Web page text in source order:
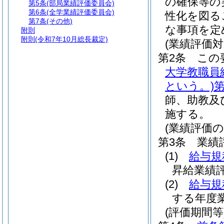
性化を図
な事項を
(業績評価
第2条
この
大学教職員
という。)
師、助教及
施する。
(業績評価
第3条
業績
(1)
給与
昇給業績
(2)
給与
する年度
(評価期間
第5条(部局業績評価委員会)
第6条(全学業績評価委員会)
第7条(その他)
附則
附則 (令和7年10月総長裁定)